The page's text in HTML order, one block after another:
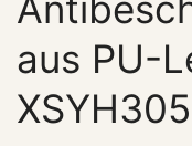
aus PU-